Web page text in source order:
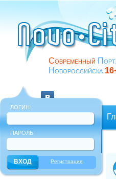
Современный
Новороссийска
ЛОГИН
ПАРОЛЬ
Регистрация